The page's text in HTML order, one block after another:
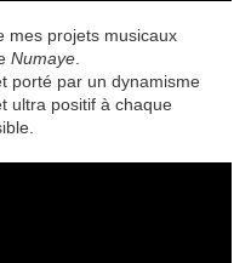
mes projets musicaux
Numaye
porté par un dynamisme
ultra positif à chaque